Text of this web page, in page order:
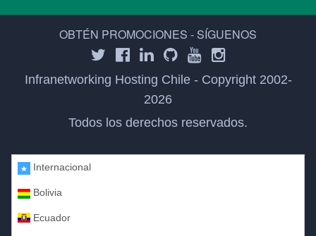
OBTÉN PROMOCIONES - SÍGUENOS
Infranetworking Hosting Chile - Copyright 2002-
2026
Todos los derechos reservados.
Internacional
Bolivia
Ecuador